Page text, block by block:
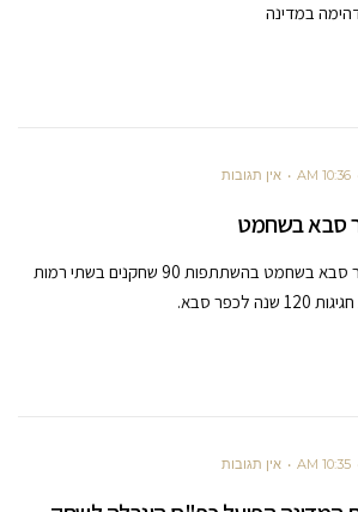
במדינה
10:36 AM אין תגובות
סבא בשחמט
האליפות הפתוחה של כפר סבא בשחמט בהשתתפות 90 שחקנים בשתי רמות
סבא.
10:35 AM אין תגובות